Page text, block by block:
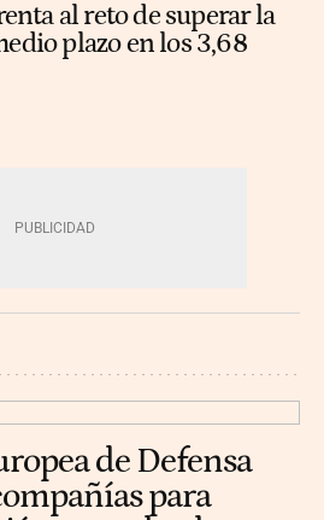
al reto de superar la
plazo en los 3,68
de Defensa
para